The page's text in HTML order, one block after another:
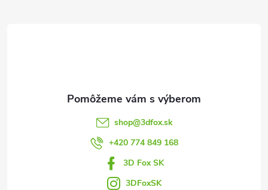
shop@3dfox.sk
+420 774 849 168
3D Fox SK
3DFoxSK